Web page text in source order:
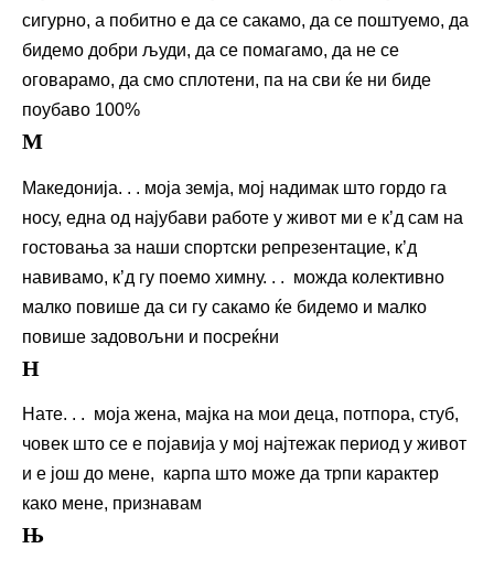
сигурно, а побитно е да се сакамо, да се поштуемо, да
бидемо добри људи, да се помагамо, да не се
оговарамо, да смо сплотени, па на сви ќе ни биде
поубаво 100%
М
Македонија. . . моја земја, мој надимак што гордо га
носу, една од најубави работе у живот ми е к’д сам на
гостовања за наши спортски репрезентацие, к’д
навивамо, к’д гу поемо химну. . . можда колективно
малко повише да си гу сакамо ќе бидемо и малко
повише задовољни и посреќни
Н
Нате. . . моја жена, мајка на мои деца, потпора, стуб,
човек што се е појавија у мој најтежак период у живот
и е још до мене, карпа што може да трпи карактер
како мене, признавам
Њ